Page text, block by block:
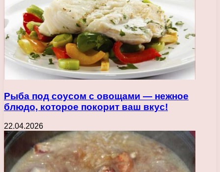
Рыба под соусом с овощами — нежное
блюдо, которое покорит ваш вкус!
22.04.2026